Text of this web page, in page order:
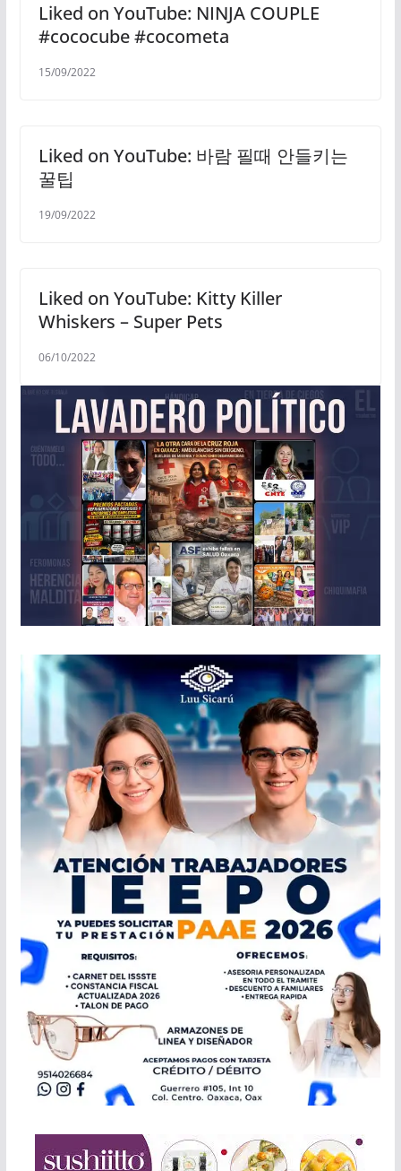
Liked on YouTube: NINJA COUPLE
#cococube #cocometa
15/09/2022
Liked on YouTube: 바람 필때 안들키는
꿀팁
19/09/2022
Liked on YouTube: Kitty Killer
Whiskers – Super Pets
06/10/2022